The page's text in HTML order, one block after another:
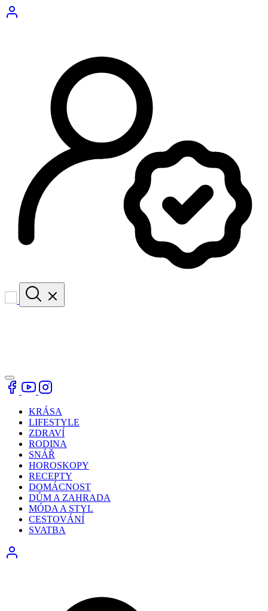
KRÁSA
LIFESTYLE
ZDRAVÍ
RODINA
SNÁŘ
HOROSKOPY
RECEPTY
DOMÁCNOST
DŮM A ZAHRADA
MÓDA A STYL
CESTOVÁNÍ
SVATBA